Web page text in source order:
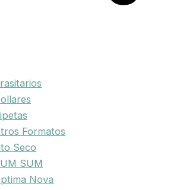
Formatos
Seco
SUM
Nova